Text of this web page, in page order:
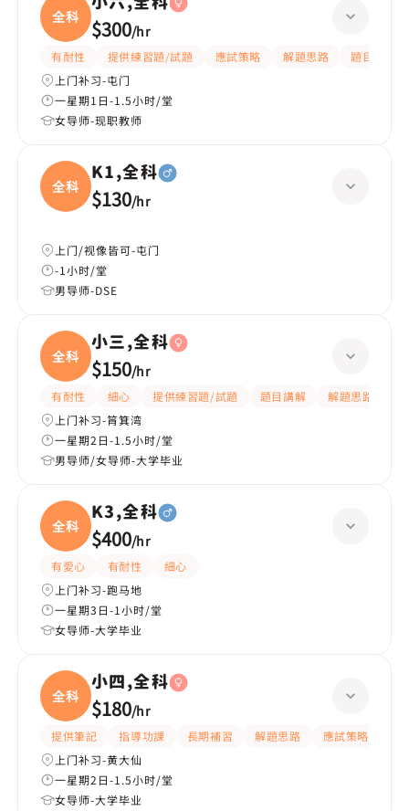
全科 $300/hr
有耐性 提供練習題/試題 應試策略 解題思路
題目講解
上门补习-屯门
一星期1日-1.5小时/堂
女导师-现职教师
全科
K1,全科
$130/hr
上门/视像皆可-屯门
-1小时/堂
男导师-DSE
全科
小三,全科
$150/hr
有耐性 細心 提供練習題/試題 題目講解
解題思路
上门补习-筲箕湾
一星期2日-1.5小时/堂
男导师/女导师-大学毕业
全科
K3,全科
$400/hr
有愛心 有耐性
細心
上门补习-跑马地
一星期3日-1小时/堂
女导师-大学毕业
全科
小四,全科
$180/hr
提供筆記 指導功課 長期補習 解題思路 應試策略
上门补习-黄大仙
一星期2日-1.5小时/堂
女导师-大学毕业